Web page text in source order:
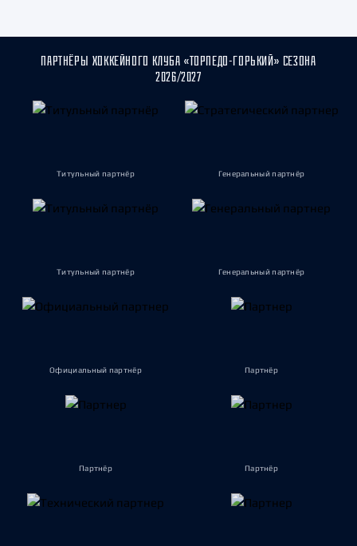
ПАРТНЁРЫ ХОККЕЙНОГО КЛУБА «ТОРПЕДО-ГОРЬКИЙ» СЕЗОНА
2026/2027
Титульный партнёр Генеральный партнёр
Титульный партнёр Генеральный партнёр
Официальный партнёр Партнёр
Партнёр Партнёр